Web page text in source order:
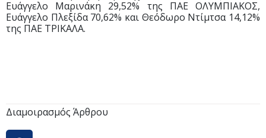
Ευάγγελο Μαρινάκη 29,52% της ΠΑΕ ΟΛΥΜΠΙΑΚΟΣ,
Ευάγγελο Πλεξίδα 70,62% και Θεόδωρο Ντίμτσα 14,12%
της ΠΑΕ ΤΡΙΚΑΛΑ.
Διαμοιρασμός Άρθρου